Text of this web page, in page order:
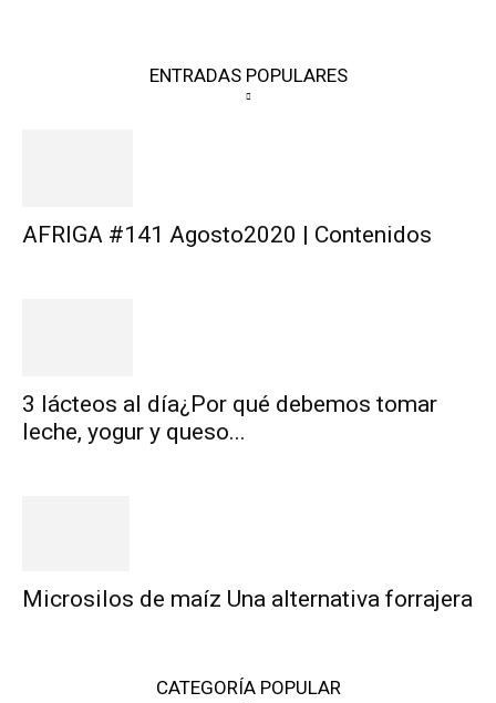
ENTRADAS POPULARES
AFRIGA #141 Agosto2020 | Contenidos
3 lácteos al día¿Por qué debemos tomar
leche, yogur y queso...
Microsilos de maíz Una alternativa forrajera
CATEGORÍA POPULAR